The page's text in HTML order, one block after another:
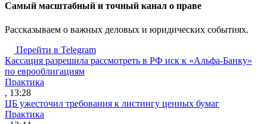
Cамый масштабный и точный канал о праве
Рассказываем о важных деловых и юридических событиях.
Перейти в Telegram
Кассация разрешила рассмотреть в РФ иск к «Альфа-Банку»
по еврооблигациям
Практика
, 13:28
ЦБ ужесточил требования к листингу ценных бумаг
Практика